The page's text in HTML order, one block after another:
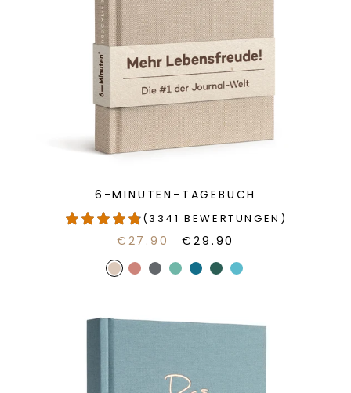
6-MINUTEN-TAGEBUCH
(3341 BEWERTUNGEN)
€27.90 €29.90